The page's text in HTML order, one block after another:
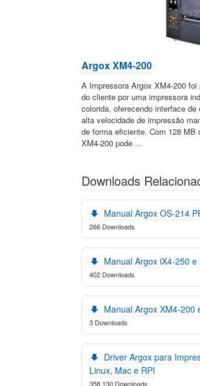
Argox XM4-200
A Impressora Argox XM4-200
do cliente por uma impressora
colorida, oferecendo interface
alta velocidade de impressão
de forma eficiente. Com 128
XM4-200 pode ...
Downloads
Manual Argox OS-214
266 Downloads
Manual Argox iX4-250 e
402 Downloads
Manual Argox XM4-200
3 Downloads
Driver Argox para
Linux, Mac e RPI
358.130 Downloads